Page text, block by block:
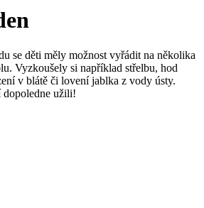
se děti měly možnost vyřádit na několika
Vyzkoušely si například střelbu, hod
v blátě či lovení jablka z vody ústy.
užili!